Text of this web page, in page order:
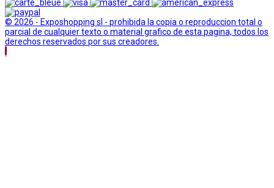
© 2026 - Exposhopping sl - prohibida la copia o reproduccion total o
parcial de cualquier texto o material grafico de esta pagina, todos los
derechos reservados por sus creadores.